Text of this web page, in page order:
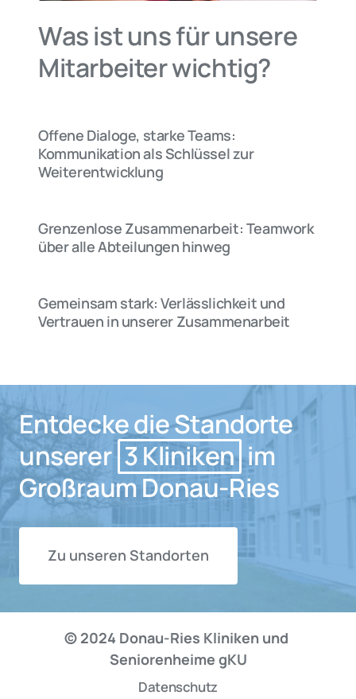
Was ist uns für unsere
Mitarbeiter wichtig?
Offene Dialoge, starke Teams:
Kommunikation als Schlüssel zur
Weiterentwicklung
Grenzenlose Zusammenarbeit: Teamwork
über alle Abteilungen hinweg
Gemeinsam stark: Verlässlichkeit und
Vertrauen in unserer Zusammenarbeit
Entdecke die Standorte
unserer 3 Kliniken im
Großraum Donau-Ries
Zu unseren Standorten
© 2024 Donau-Ries Kliniken und
Seniorenheime gKU
Datenschutz